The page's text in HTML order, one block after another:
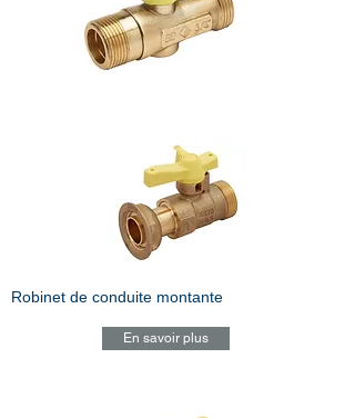
Robinet de conduite montante
En savoir plus